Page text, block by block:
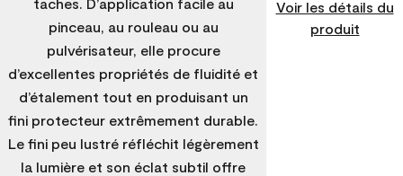
pinceau, au rouleau ou au
pulvérisateur, elle procure
d’excellentes propriétés de fluidité et
d’étalement tout en produisant un
fini protecteur extrêmement durable.
Le fini peu lustré réfléchit légèrement
la lumière et son éclat subtil offre
Voir les détails du
produit